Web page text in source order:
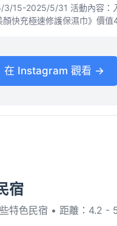
3/15-2025/5/31 活動內容：
顏快充極速修護保濕巾》價
在 Instagram 觀看 →
宿
特色民宿 • 距離：4.2 -